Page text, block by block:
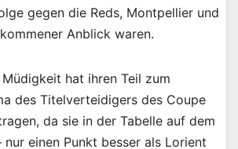
gegen die Reds, Montpellier und
Anblick waren.
hat ihren Teil zum
des Titelverteidigers des Coupe
da sie in der Tabelle auf dem
nur einen Punkt besser als Lorient